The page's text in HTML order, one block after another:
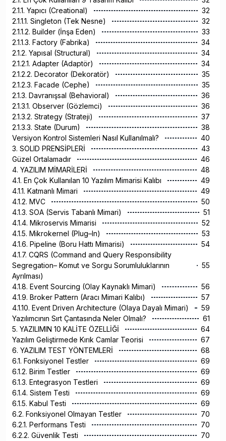
2.1.1. Yapıcı (Creational)
32
2.1.1.1. Singleton (Tek Nesne)
32
2.1.1.2. Builder (İnşa Eden)
33
2.1.1.3. Factory (Fabrika)
34
2.1.2. Yapısal (Structural)
34
2.1.2.1. Adapter (Adaptör)
34
2.1.2.2. Decorator (Dekoratör)
35
2.1.2.3. Facade (Cephe)
35
2.1.3. Davranışsal (Behavioral)
36
2.1.3.1. Observer (Gözlemci)
36
2.1.3.2. Strategy (Strateji)
37
2.1.3.3. State (Durum)
38
Versiyon Kontrol Sistemleri Nasıl Kullanılmalı?
40
3. SOLID PRENSİPLERİ
43
Güzel Ortalamadır
46
4. YAZILIM MİMARİLERİ
48
4.1. En Çok Kullanılan 10 Yazılım Mimarisi Kalıbı
49
4.1.1. Katmanlı Mimari
49
4.1.2. MVC
50
4.1.3. SOA (Servis Tabanlı Mimari)
51
4.1.4. Mikroservis Mimarisi
52
4.1.5. Mikrokernel (Plug–In)
53
4.1.6. Pipeline (Boru Hattı Mimarisi)
54
4.1.7. CQRS (Command and Query Responsibility
Segregation– Komut ve Sorgu Sorumluluklarının
Ayrılması)
55
4.1.8. Event Sourcing (Olay Kaynaklı Mimari)
56
4.1.9. Broker Pattern (Aracı Mimari Kalıbı)
57
4.1.10. Event Driven Architecture (Olaya Dayalı Mimari)
59
Yazılımcının Sırt Çantasında Neler Olmalı?
61
5. YAZILIMIN 10 KALİTE ÖZELLİĞİ
64
Yazılım Geliştirmede Kırık Camlar Teorisi
67
6. YAZILIM TEST YÖNTEMLERİ
68
6.1. Fonksiyonel Testler
69
6.1.2. Birim Testler
69
6.1.3. Entegrasyon Testleri
69
6.1.4. Sistem Testi
69
6.1.5. Kabul Testi
69
6.2. Fonksiyonel Olmayan Testler
70
6.2.1. Performans Testi
70
6.2.2. Güvenlik Testi
70